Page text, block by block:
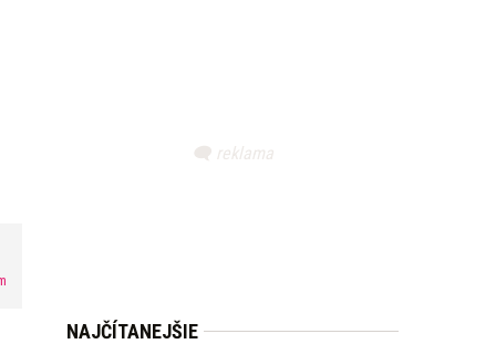
NAJČÍTANEJŠIE